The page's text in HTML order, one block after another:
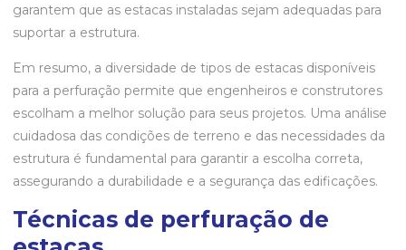
garantem que as estacas instaladas sejam adequadas para
suportar a estrutura.
Em resumo, a diversidade de tipos de estacas disponíveis
para a perfuração permite que engenheiros e construtores
escolham a melhor solução para seus projetos. Uma análise
cuidadosa das condições de terreno e das necessidades da
estrutura é fundamental para garantir a escolha correta,
assegurando a durabilidade e a segurança das edificações.
Técnicas de perfuração de